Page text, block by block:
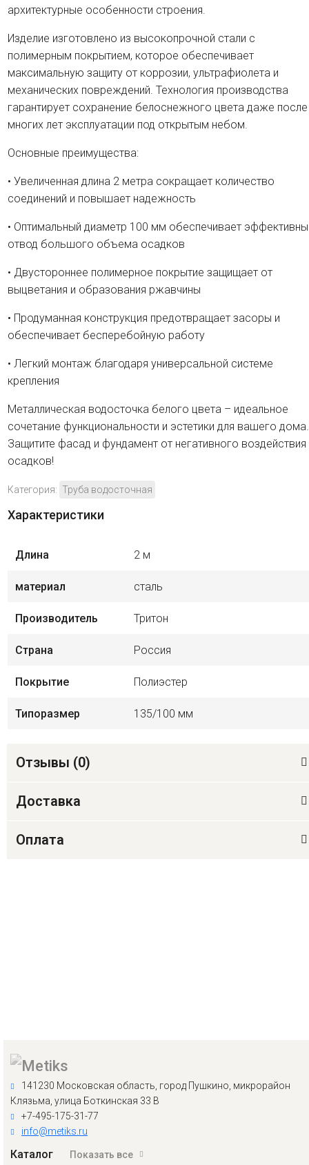
архитектурные особенности строения.
Изделие изготовлено из высокопрочной стали с
полимерным покрытием, которое обеспечивает
максимальную защиту от коррозии, ультрафиолета и
механических повреждений. Технология производства
гарантирует сохранение белоснежного цвета даже после
многих лет эксплуатации под открытым небом.
Основные преимущества:
• Увеличенная длина 2 метра сокращает количество
соединений и повышает надежность
• Оптимальный диаметр 100 мм обеспечивает
отвод большого объема осадков
• Двустороннее полимерное покрытие защищает от
выцветания и образования ржавчины
• Продуманная конструкция предотвращает засоры и
обеспечивает бесперебойную работу
• Легкий монтаж благодаря универсальной системе
крепления
Металлическая водосточка белого цвета – идеальное
сочетание функциональности и эстетики для вашего дома.
Защитите фасад и фундамент от негативного воздействия
осадков!
Категория: Труба водосточная
Характеристики
Длина 2 м
материал сталь
Производитель Тритон
Страна Россия
Покрытие Полиэстер
Типоразмер 135/100 мм
Отзывы (0)
Доставка
Оплата
141230 Московская область, город Пушкино, микрорайон
Клязьма, улица Боткинская 33 В
+7-495-175-31-77
info@metiks.ru
Каталог Показать все